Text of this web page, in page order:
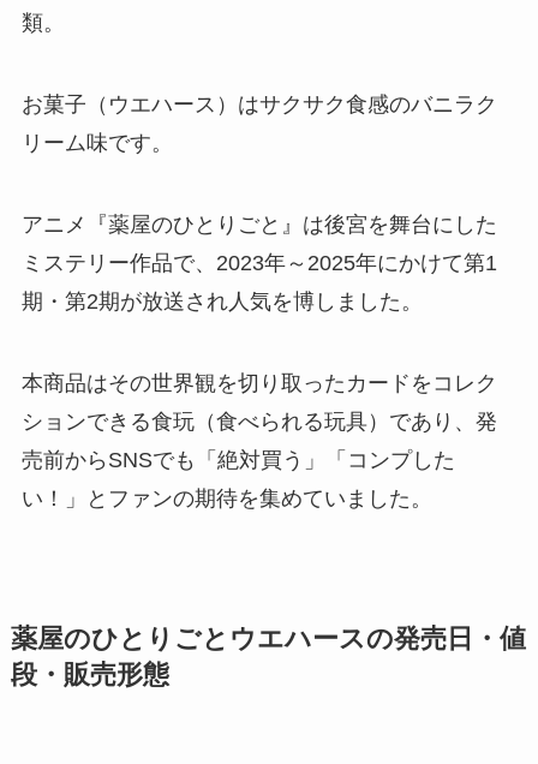
類。
お菓子（ウエハース）はサクサク食感のバニラク
リーム味です。
アニメ『薬屋のひとりごと』は後宮を舞台にした
ミステリー作品で、2023年～2025年にかけて第1
期・第2期が放送され人気を博しました。
本商品はその世界観を切り取ったカードをコレク
ションできる食玩（食べられる玩具）であり、発
売前からSNSでも「絶対買う」「コンプした
い！」とファンの期待を集めていました。
薬屋のひとりごとウエハースの発売日・値
段・販売形態